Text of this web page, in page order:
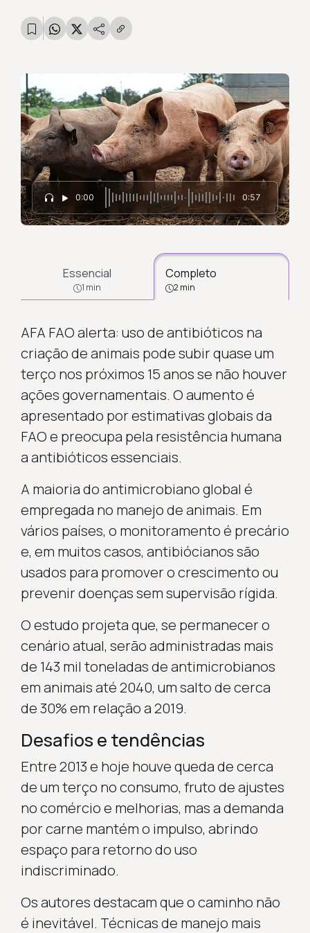
0:00 0:57
Essencial
1 min
Completo
2 min
AFA FAO alerta: uso de antibióticos na
criação de animais pode subir quase um
terço nos próximos 15 anos se não houver
ações governamentais. O aumento é
apresentado por estimativas globais da
FAO e preocupa pela resistência humana
a antibióticos essenciais.
A maioria do antimicrobiano global é
empregada no manejo de animais. Em
vários países, o monitoramento é precário
e, em muitos casos, antibiócianos são
usados para promover o crescimento ou
prevenir doenças sem supervisão rígida.
O estudo projeta que, se permanecer o
cenário atual, serão administradas mais
de 143 mil toneladas de antimicrobianos
em animais até 2040, um salto de cerca
de 30% em relação a 2019.
Desafios e tendências
Entre 2013 e hoje houve queda de cerca
de um terço no consumo, fruto de ajustes
no comércio e melhorias, mas a demanda
por carne mantém o impulso, abrindo
espaço para retorno do uso
indiscriminado.
Os autores destacam que o caminho não
é inevitável. Técnicas de manejo mais